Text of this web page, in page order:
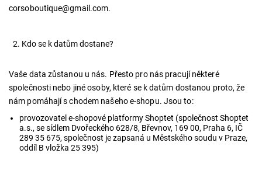
corsoboutique@gmail.com.
Kdo se k datům dostane?
Vaše data zůstanou u nás. Přesto pro nás pracují některé
společnosti nebo jiné osoby, které se k datům dostanou proto, že
nám pomáhají s chodem našeho e-shopu. Jsou to:
provozovatel e-shopové platformy Shoptet (společnost Shoptet
a.s., se sídlem Dvořeckého 628/8, Břevnov, 169 00, Praha 6, IČ
289 35 675, společnost je zapsaná u Městského soudu v Praze,
oddíl B vložka 25 395)